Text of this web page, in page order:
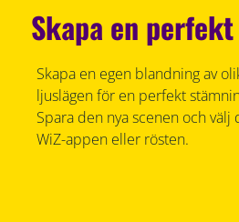
Skapa en
Skapa en egen blandning av
ljuslägen för en perfekt
Spara den nya scenen och
WiZ-appen eller rösten.